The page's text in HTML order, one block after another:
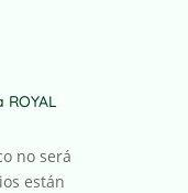
no será
están